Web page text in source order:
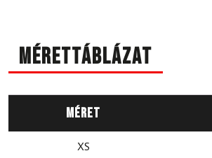
Mérettáblázat
Méret
XS